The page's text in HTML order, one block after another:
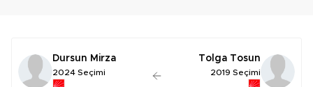
Dursun Mirza
2024 Seçimi
Tolga Tosun
2019 Seçimi